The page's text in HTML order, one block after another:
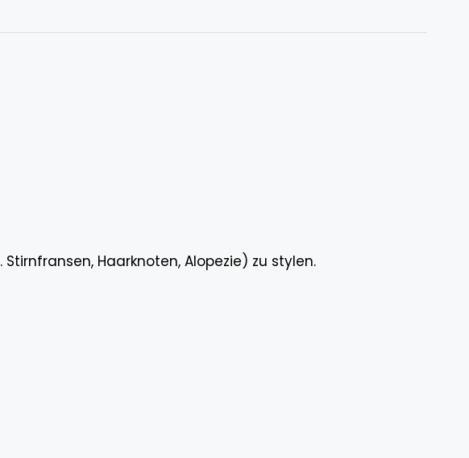
Haarknoten, Alopezie) zu stylen.